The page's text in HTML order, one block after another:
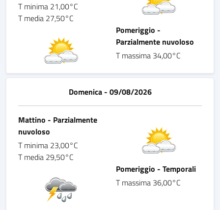
T minima 21,00°C
T media 27,50°C
Pomeriggio -
Parzialmente nuvoloso
T massima 34,00°C
Domenica - 09/08/2026
Mattino - Parzialmente
nuvoloso
T minima 23,00°C
T media 29,50°C
Pomeriggio - Temporali
T massima 36,00°C